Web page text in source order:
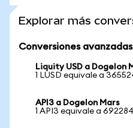
Explorar más
Conversiones
Liquity USD a Dogelon
1 LUSD equivale a
API3 a Dogelon Mars
1 API3 equivale a